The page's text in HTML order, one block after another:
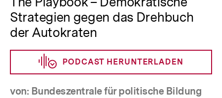
Strategien gegen das Drehbuch
der Autokraten
PODCAST HERUNTERLADEN
von: Bundeszentrale für politische Bildung